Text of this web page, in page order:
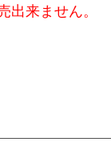
出来ません。